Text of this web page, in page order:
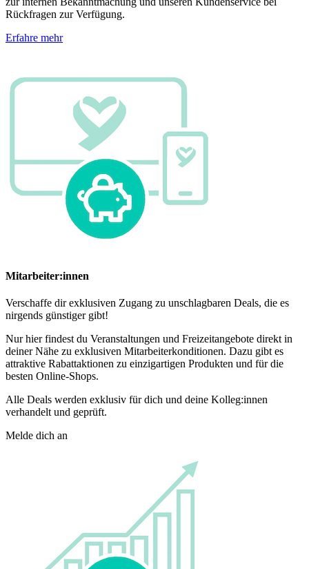
Rückfragen zur Verfügung.
Erfahre mehr
Mitarbeiter:innen
Verschaffe dir exklusiven Zugang zu unschlagbaren Deals, die es
nirgends günstiger gibt!
Nur hier findest du Veranstaltungen und Freizeitangebote direkt in
deiner Nähe zu exklusiven Mitarbeiterkonditionen. Dazu gibt es
attraktive Rabattaktionen zu einzigartigen Produkten und für die
besten Online-Shops.
Alle Deals werden exklusiv für dich und deine Kolleg:innen
verhandelt und geprüft.
Melde dich an